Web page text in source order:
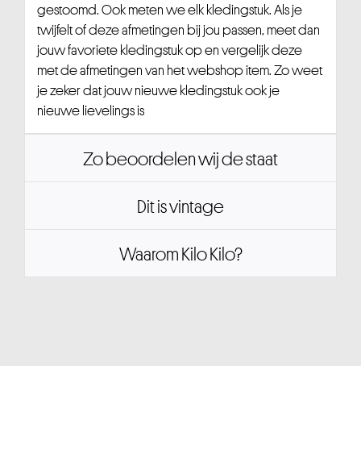
gestoomd. Ook meten we elk kledingstuk. Als je
twijfelt of deze afmetingen bij jou passen, meet dan
jouw favoriete kledingstuk op en vergelijk deze
met de afmetingen van het webshop item. Zo weet
je zeker dat jouw nieuwe kledingstuk ook je
nieuwe lievelings is
Zo beoordelen wij de staat
Dit is vintage
Waarom Kilo Kilo?